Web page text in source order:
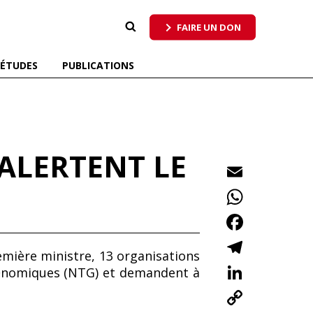
FAIRE UN DON
ÉTUDES PUBLICATIONS
LE
ministre, 13 organisations
(NTG) et demandent à